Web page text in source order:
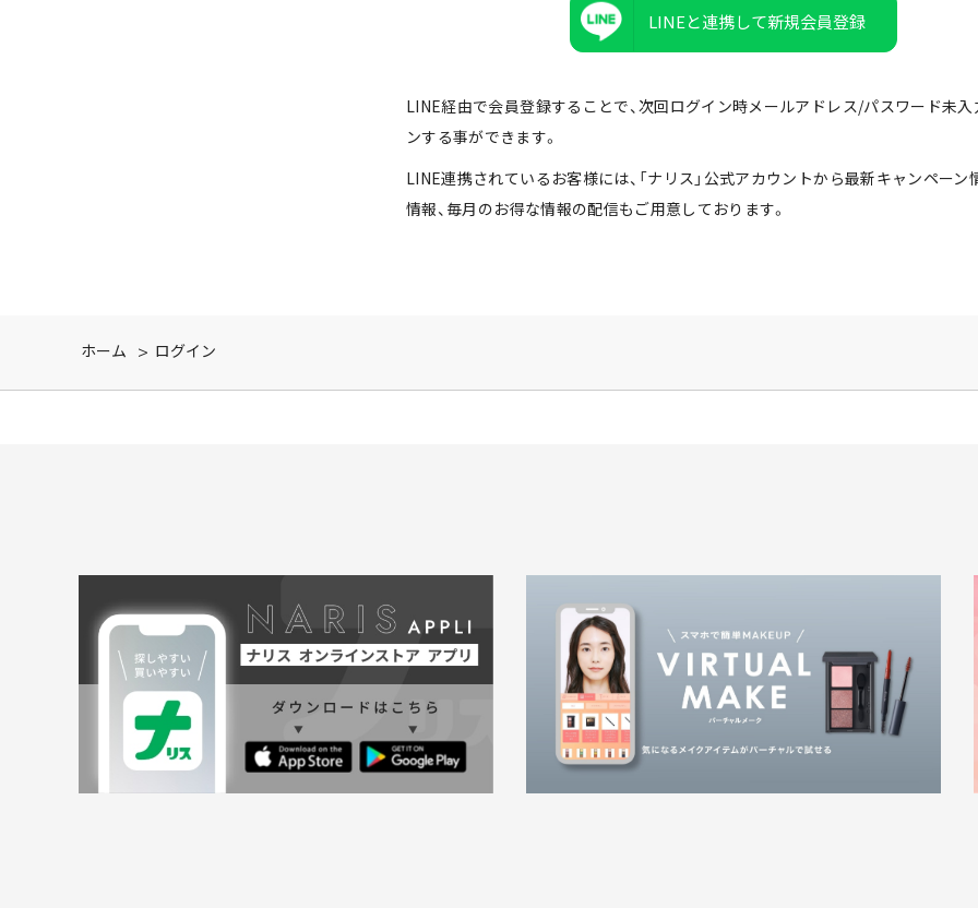
LINEと連携して新規会員登録
LINE経由で会員登録することで、次回ログイン時メールアドレス/パスワード未入
ンする事ができます。
LINE連携されているお客様には、「ナリス」公式アカウントから最新キャンペーン
情報、毎月のお得な情報の配信もご用意しております。
ホーム > ログイン